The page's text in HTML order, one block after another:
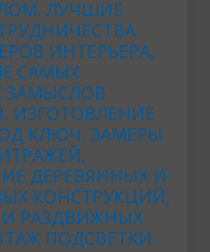
ЛУЧШИЕ
ИНТЕРЬЕРА,
САМЫХ
ЗАМЫСЛОВ
ИЗГОТОВЛЕНИЕ
КЛЮЧ. ЗАМЕРЫ
ДЕРЕВЯННЫХ И
КОНСТРУКЦИЙ,
РАЗДВИЖНЫХ
ПОДСВЕТКИ.